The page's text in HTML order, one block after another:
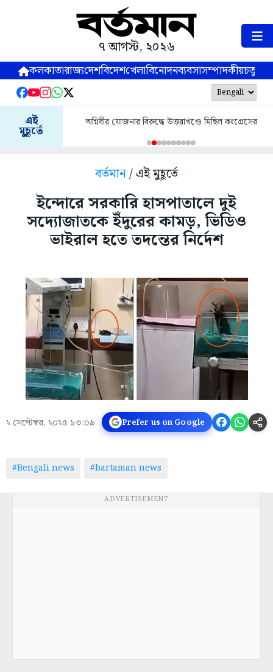
৭ আগস্ট, ২০২৬
কলকাতারাজ্যদেশবিদেশখেলাবিনোদনব্যবসাসম্পাদকীয়
এই
মুহূর্তে
অগ্নিবীর যোজনার বিরুদ্ধে উত্তরাখণ্ডে মিছিল কংগ্রেসের
বর্তমান/ এই মুহূর্তে
ইন্দোরে সরকারি হাসপাতালে দুই
সদ্যোজাতকে ইঁদুরের কামড়, ভিডিও
ভাইরাল হতে তদন্তের নির্দেশ
২ সেপ্টেম্বর, ২০২৫ ১৩:০৯ Prefer us on Google
#Bengali news #bartaman news
ADVERTISEMENT